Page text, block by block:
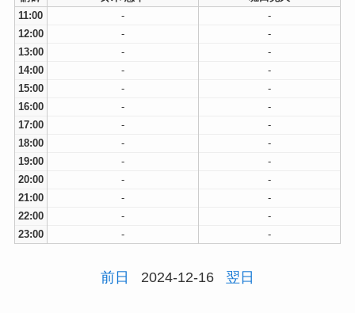
11:00
-
-
12:00
-
-
13:00
-
-
14:00
-
-
15:00
-
-
16:00
-
-
17:00
-
-
18:00
-
-
19:00
-
-
20:00
-
-
21:00
-
-
22:00
-
-
23:00
- -
前日 2024-12-16 翌日